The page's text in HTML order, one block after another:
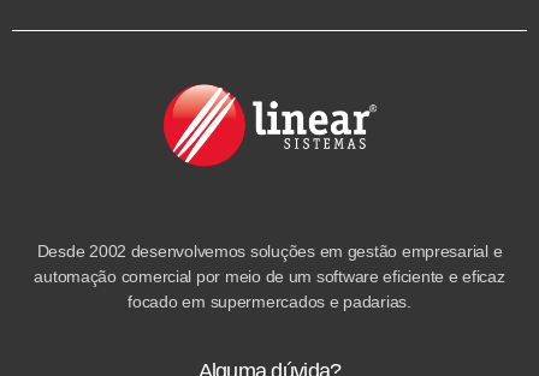
Desde 2002 desenvolvemos soluções em gestão empresarial e
automação comercial por meio de um software eficiente e eficaz
focado em supermercados e padarias.
Alguma dúvida?